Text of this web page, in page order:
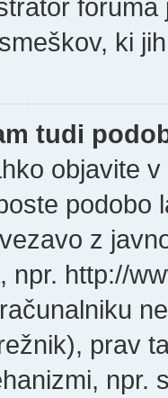
ki
tudi
objavite
podobo
z
npr. http://
prav
npr.